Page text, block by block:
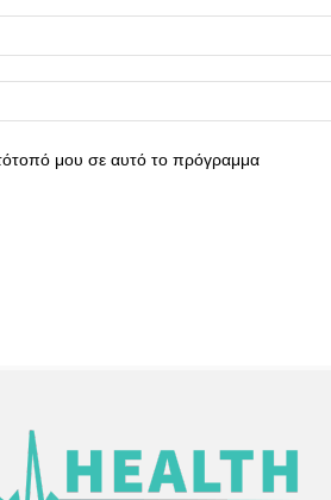
μου σε αυτό το πρόγραμμα